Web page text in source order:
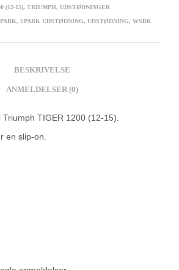
(12-15), TRIUMPH, UDSTØDNINGER
, SPARK UDSTØDNING, UDSTØDNING, WSBK
BESKRIVELSE
ANMELDELSER (0)
TIGER 1200 (12-15).
en slip-on.